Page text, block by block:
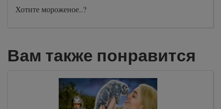
Хотите мороженое..?
Вам также понравится